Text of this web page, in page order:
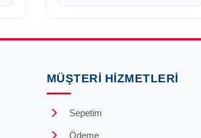
MÜŞTERI HIZMETLERI
Sepetim
Ödeme